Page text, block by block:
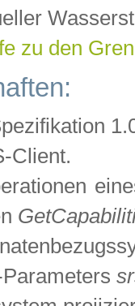
zu den
Client.